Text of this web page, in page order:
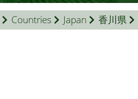
Countries Japan 香川県